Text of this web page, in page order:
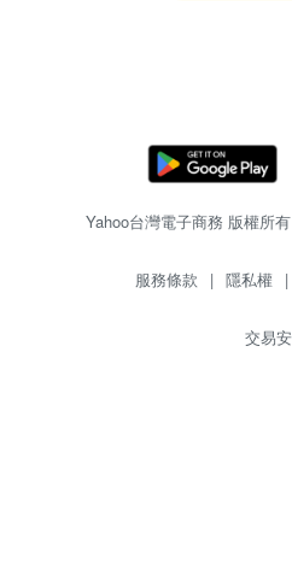
Yahoo台灣電子商務 版權所
服務條款 | 隱私權 |
交易